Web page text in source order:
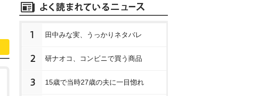
1 田中みな実、うっかりネタバレ
2 研ナオコ、コンビニで買う商品
3 15歳で当時27歳の夫に一目惚れ